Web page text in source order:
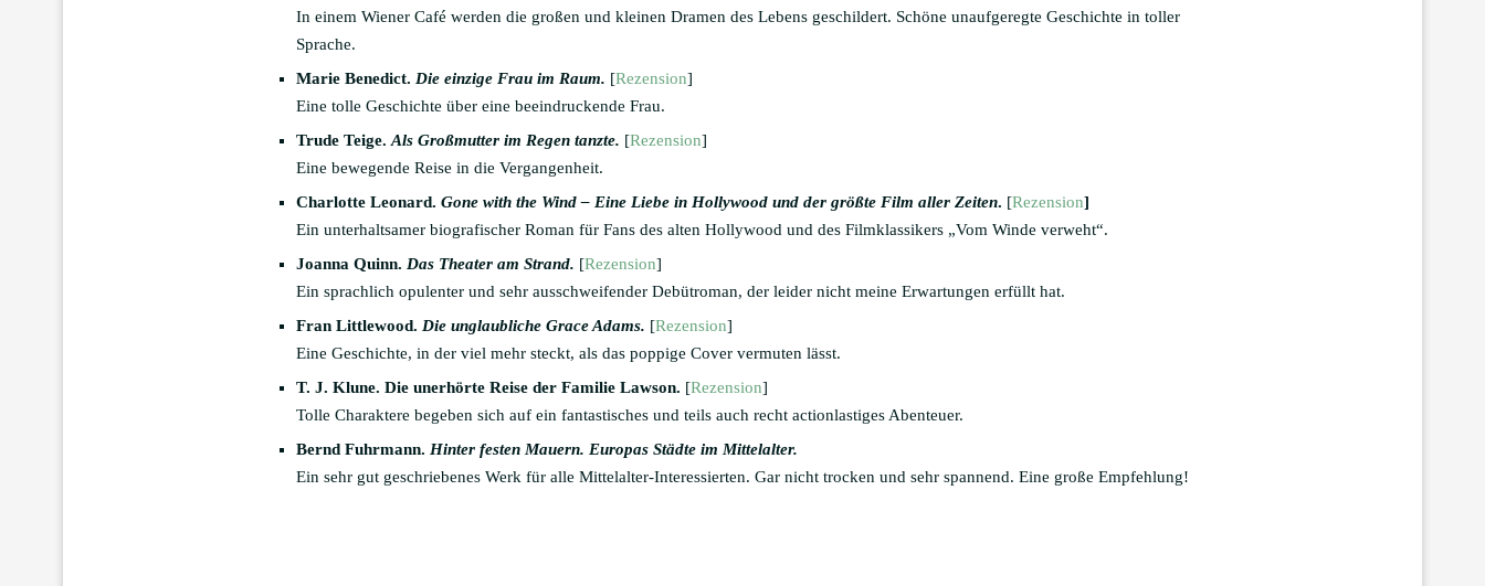
In einem Wiener Café werden die großen und kleinen Dramen des Lebens geschildert. Schöne unaufgeregte Geschichte in toller
Sprache.
Marie Benedict. Die einzige Frau im Raum. [Rezension]
Eine tolle Geschichte über eine beeindruckende Frau.
Trude Teige.Als Großmutter im Regen tanzte. [Rezension]
Eine bewegende Reise in die Vergangenheit.
Charlotte Leonard. Gone with the Wind – Eine Liebe in Hollywood und der größte Film aller Zeiten. [Rezension]
Ein unterhaltsamer biografischer Roman für Fans des alten Hollywood und des Filmklassikers „Vom Winde verweht“.
Joanna Quinn. Das Theater am Strand. [Rezension]
Ein sprachlich opulenter und sehr ausschweifender Debütroman, der leider nicht meine Erwartungen erfüllt hat.
Fran Littlewood. Die unglaubliche Grace Adams. [Rezension]
Eine Geschichte, in der viel mehr steckt, als das poppige Cover vermuten lässt.
T. J. Klune. Die unerhörte Reise der Familie Lawson. [Rezension]
Tolle Charaktere begeben sich auf ein fantastisches und teils auch recht actionlastiges Abenteuer.
Bernd Fuhrmann. Hinter festen Mauern. Europas Städte im Mittelalter.
Ein sehr gut geschriebenes Werk für alle Mittelalter-Interessierten. Gar nicht trocken und sehr spannend. Eine große Empfehlung!